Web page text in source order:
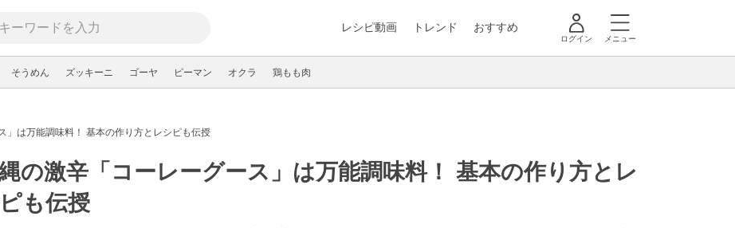
レシピ動画 トレンド おすすめ
ログイン メニュー
そうめん ズッキーニ ゴーヤ ピーマン オクラ 鶏もも肉
」は万能調味料！ 基本の作り方とレシピも伝授
の激辛「コーレーグース」は万能調味料！ 基本の作り方とレ
も伝授